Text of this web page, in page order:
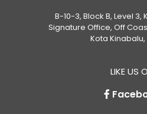
B-10-3, Block B, Level 3,
Signature Office, Off
Kota
LIKE US